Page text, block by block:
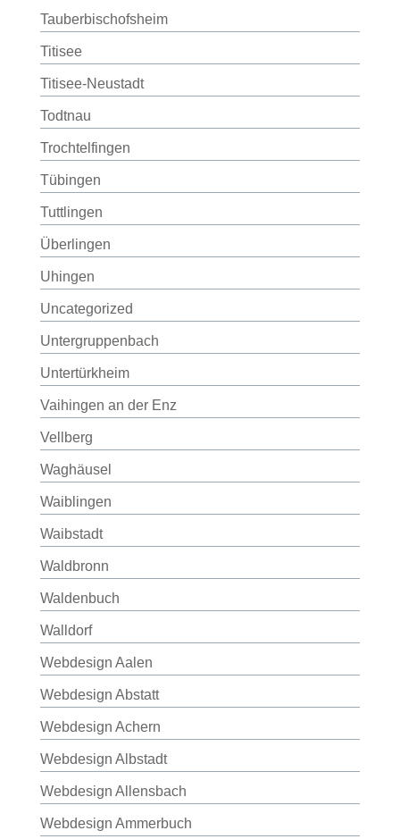
Tauberbischofsheim
Titisee
Titisee-Neustadt
Todtnau
Trochtelfingen
Tübingen
Tuttlingen
Überlingen
Uhingen
Uncategorized
Untergruppenbach
Untertürkheim
Vaihingen an der Enz
Vellberg
Waghäusel
Waiblingen
Waibstadt
Waldbronn
Waldenbuch
Walldorf
Webdesign Aalen
Webdesign Abstatt
Webdesign Achern
Webdesign Albstadt
Webdesign Allensbach
Webdesign Ammerbuch